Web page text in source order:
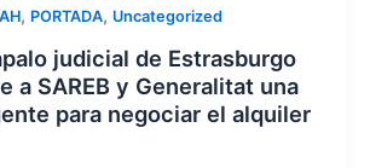
, PORTADA, Uncategorized
judicial de Estrasburgo
a SAREB y Generalitat una
para negociar el alquiler